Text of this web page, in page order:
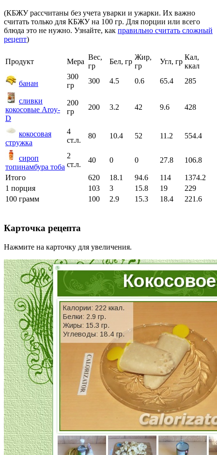
(КБЖУ рассчитаны без учета уварки и ужарки. Их важно
считать только для КБЖУ на 100 гр. Для порции или всего
блюда это не нужно. Узнайте, как правильно считать сложный
рецепт)
Продукт Мера
Вес,
гр
Бел, гр
Жир,
гр
Угл, гр
Кал,
ккал
банан
300
гр
300 4.5 0.6 65.4 285
сливки
кокосовые Aroy-
D
200
гр
200 3.2 42 9.6 428
кокосовая
стружка
4
ст.л.
80 10.4 52 11.2 554.4
сироп
топинамбура тоба
2
ст.л.
40 0 0 27.8 106.8
Итого 620 18.1 94.6 114
1374.2
1 порция
103 3 15.8 19
229
100 грамм
100 2.9 15.3 18.4 221.6
Карточка рецепта
Нажмите на карточку для увеличения.